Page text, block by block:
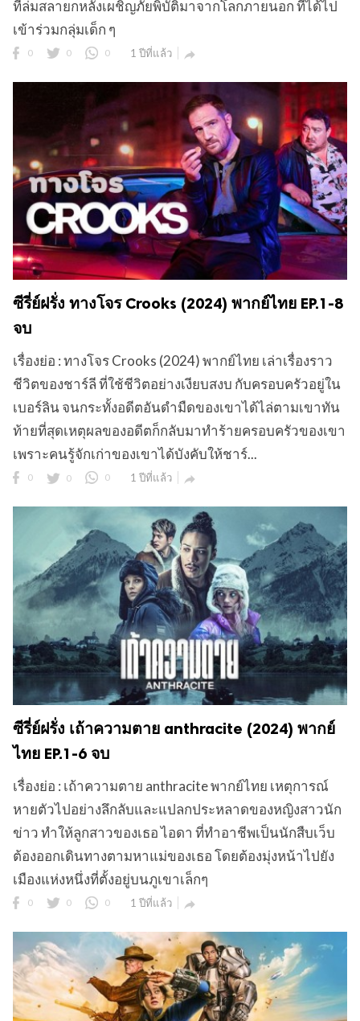
ที่ล่มสลายกหลังเผชิญภัยพิบัติมาจากโลกภายนอก ที่ได้ไป
เข้าร่วมกลุ่มเด็ก ๆ
0 0 0 1 ปีที่แล้ว 
ซีรี่ย์ฝรั่ง ทางโจร Crooks (2024) พากย์ไทย EP.1-8
จบ
เรื่องย่อ : ทางโจร Crooks (2024) พากย์ไทย เล่าเรื่องราว
ชีวิตของชาร์ลี ที่ใช้ชีวิตอย่างเงียบสงบ กับครอบครัวอยู่ใน
เบอร์ลิน จนกระทั้งอดีตอันดำมืดของเขาได้ไล่ตามเขาทัน
ท้ายที่สุดเหตุผลของอดีตก็กลับมาทำร้ายครอบครัวของเขา
เพราะคนรู้จักเก่าของเขาได้บังคับให้ชาร์...
0 0 0 1 ปีที่แล้ว 
ซีรี่ย์ฝรั่ง เถ้าความตาย anthracite (2024) พากย์
ไทย EP.1-6 จบ
เรื่องย่อ : เถ้าความตาย anthracite พากย์ไทย เหตุการณ์
หายตัวไปอย่างลึกลับและแปลกประหลาดของหญิงสาวนัก
ข่าว ทำให้ลูกสาวของเธอ ไอดา ที่ทำอาชีพเป็นนักสืบเว็บ
ต้องออกเดินทางตามหาแม่ของเธอ โดยต้องมุ่งหน้าไปยัง
เมืองแห่งหนึ่งที่ตั้งอยู่บนภูเขาเล็กๆ
0 0 0 1 ปีที่แล้ว 